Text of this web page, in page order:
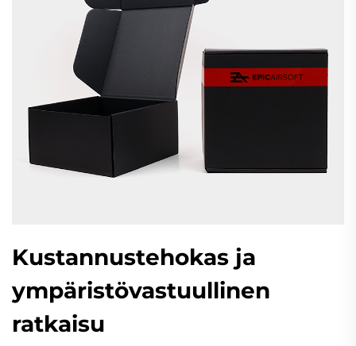
Kustannustehokas ja
ympäristövastuullinen
ratkaisu